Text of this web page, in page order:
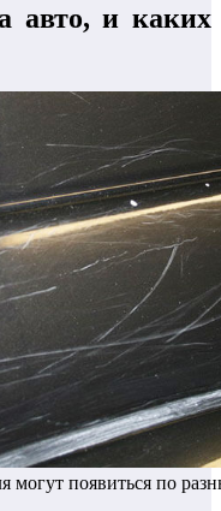
авто, и каких
могут появиться по